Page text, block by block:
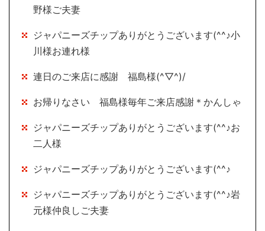
野様ご夫妻
ジャパニーズチップありがとうございます(^^♪小
川様お連れ様
連日のご来店に感謝 福島様(^▽^)/
お帰りなさい 福島様毎年ご来店感謝＊かんしゃ
ジャパニーズチップありがとうございます(^^♪お
二人様
ジャパニーズチップありがとうございます(^^♪
ジャパニーズチップありがとうございます(^^♪岩
元様仲良しご夫妻